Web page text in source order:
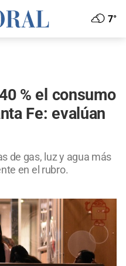
7°
% el consumo
Fe: evalúan
de gas, luz y agua más
en el rubro.